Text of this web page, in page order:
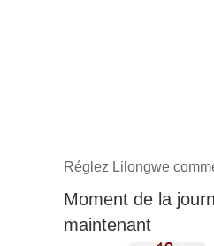
Réglez Lilongwe
Moment de la
maintenant